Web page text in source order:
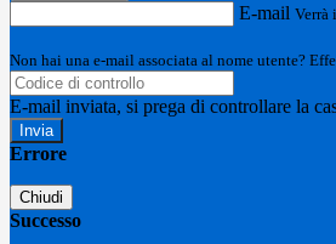
E-mail Verrà
Non hai una e-mail associata al nome utente?
E-mail inviata, si prega di controllare la
Errore
Chiudi
Successo